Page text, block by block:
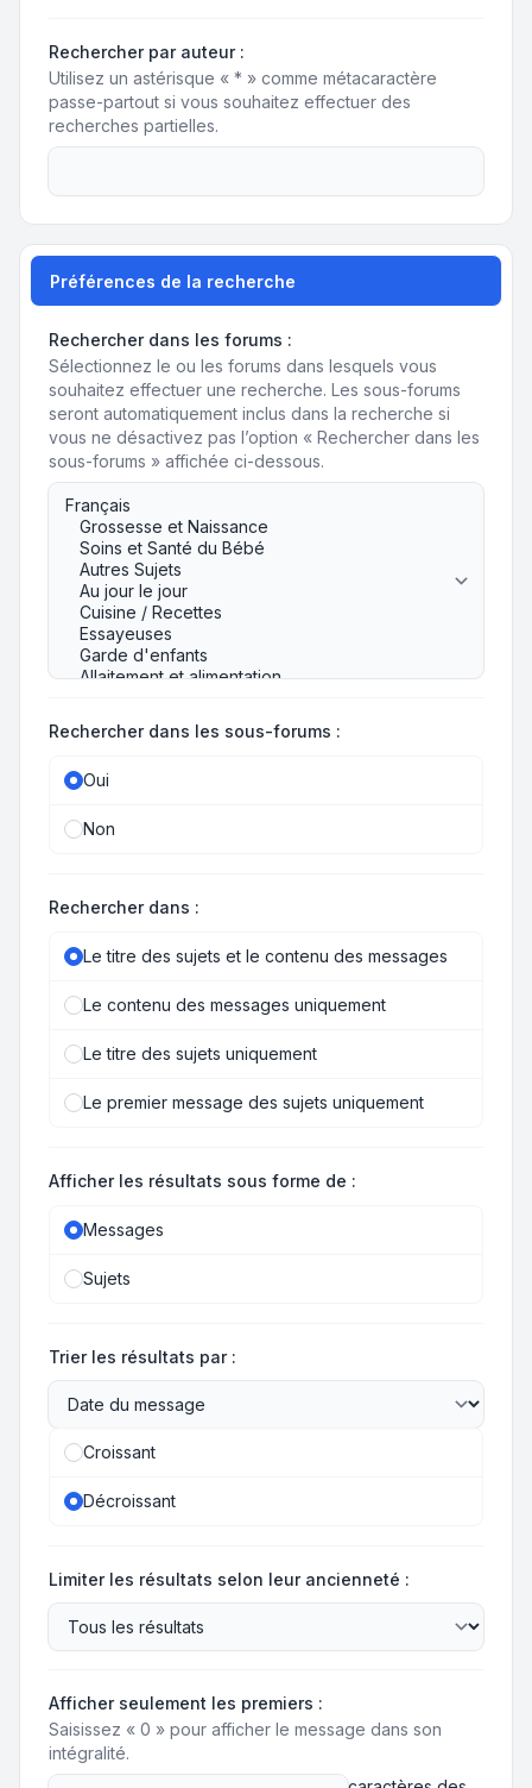
Rechercher par auteur :
Utilisez un astérisque « * » comme métacaractère
passe-partout si vous souhaitez effectuer des
recherches partielles.
Préférences de la recherche
Rechercher dans les forums :
Sélectionnez le ou les forums dans lesquels vous
souhaitez effectuer une recherche. Les sous-forums
seront automatiquement inclus dans la recherche si
vous ne désactivez pas l’option « Rechercher dans les
sous-forums » affichée ci-dessous.
Rechercher dans les sous-forums :
Oui
Non
Rechercher dans :
Le titre des sujets et le contenu des messages
Le contenu des messages uniquement
Le titre des sujets uniquement
Le premier message des sujets uniquement
Afficher les résultats sous forme de :
Messages
Sujets
Trier les résultats par :
Croissant
Décroissant
Limiter les résultats selon leur ancienneté :
Afficher seulement les premiers :
Saisissez « 0 » pour afficher le message dans son
intégralité.